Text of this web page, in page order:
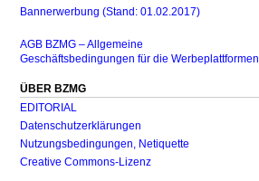
Bannerwerbung (Stand: 01.02.2017)
AGB BZMG – Allgemeine
Geschäftsbedingungen für die Werbeplattformen
ÜBER BZMG
EDITORIAL
Datenschutzerklärungen
Nutzungsbedingungen, Netiquette
Creative Commons-Lizenz